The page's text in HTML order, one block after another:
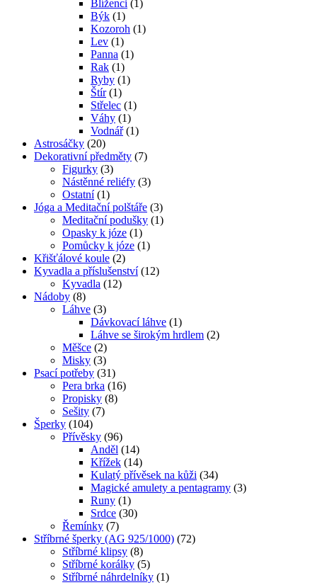
Blíženci (1)
Býk (1)
Kozoroh (1)
Lev (1)
Panna (1)
Rak (1)
Ryby (1)
Štír (1)
Střelec (1)
Váhy (1)
Vodnář (1)
Astrosáčky (20)
Dekorativní předměty (7)
Figurky (3)
Nástěnné reliéfy (3)
Ostatní (1)
Jóga a Meditační polštáře (3)
Meditační podušky (1)
Opasky k józe (1)
Pomůcky k józe (1)
Křišťálové koule (2)
Kyvadla a příslušenství (12)
Kyvadla (12)
Nádoby (8)
Láhve (3)
Dávkovací láhve (1)
Láhve se širokým hrdlem (2)
Měšce (2)
Misky (3)
Psací potřeby (31)
Pera brka (16)
Propisky (8)
Sešity (7)
Šperky (104)
Přívěsky (96)
Anděl (14)
Křížek (14)
Kulatý přívěsek na kůži (34)
Magické amulety a pentagramy (3)
Runy (1)
Srdce (30)
Řemínky (7)
Stříbrné šperky (AG 925/1000) (72)
Stříbrné klipsy (8)
Stříbrné korálky (5)
Stříbrné náhrdelníky (1)